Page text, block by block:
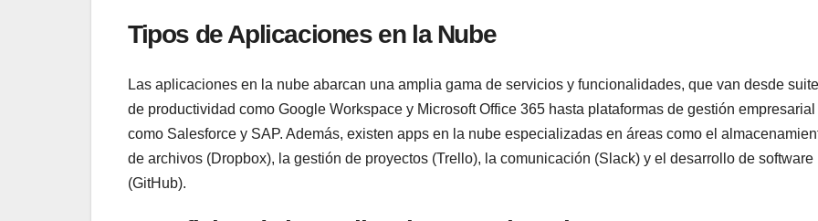
Tipos de Aplicaciones en la Nube
Las aplicaciones en la nube abarcan una amplia gama de servicios y funcionalidades, que van desde
de productividad como Google Workspace y Microsoft Office 365 hasta plataformas de gestión empresarial
como Salesforce y SAP. Además, existen apps en la nube especializadas en áreas como el
de archivos (Dropbox), la gestión de proyectos (Trello), la comunicación (Slack) y el desarrollo de software
(GitHub).